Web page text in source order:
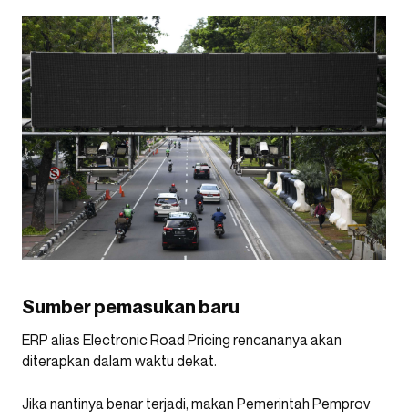
Sumber pemasukan baru
ERP alias Electronic Road Pricing rencananya akan
diterapkan dalam waktu dekat.
Jika nantinya benar terjadi, makan Pemerintah Pemprov